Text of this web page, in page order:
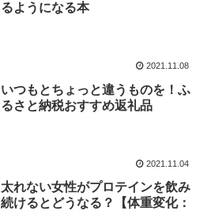
るようになる本
2021.11.08
いつもとちょっと違うものを！ふ
るさと納税おすすめ返礼品
2021.11.04
太れない女性がプロテインを飲み
続けるとどうなる？【体重変化：